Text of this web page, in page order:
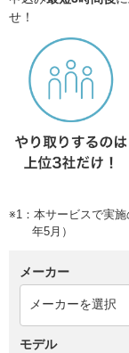
せ！
※1：本サービスで実
年5月）
メーカー
モデル